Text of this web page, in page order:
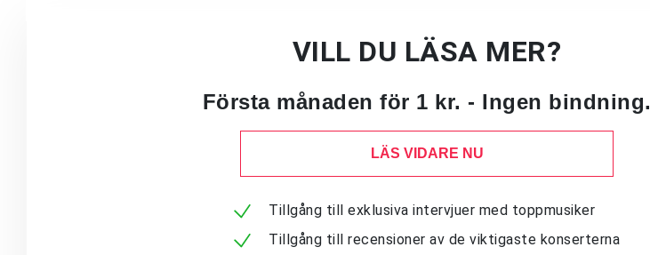
VILL DU LÄSA MER?
Första månaden för 1 kr. - Ingen bindning.
LÄS VIDARE NU
Tillgång till exklusiva intervjuer med toppmusiker
Tillgång till recensioner av de viktigaste konserterna